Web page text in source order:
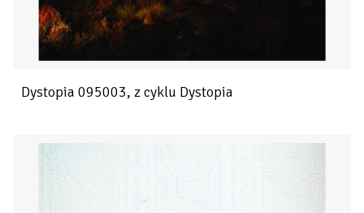
Dystopia 095003, z cyklu Dystopia